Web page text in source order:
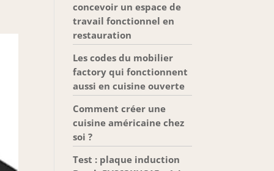
concevoir un espace de
travail fonctionnel en
restauration
Les codes du mobilier
factory qui fonctionnent
aussi en cuisine ouverte
Comment créer une
cuisine américaine chez
soi ?
Test : plaque induction